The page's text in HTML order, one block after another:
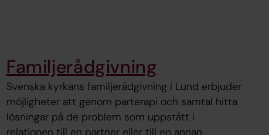
Familjerådgivning
Svenska kyrkans familjerådgivning i Lund erbjuder
möjligheter att genom parterapi och samtal hitta
lösningar på de problem som uppstått i